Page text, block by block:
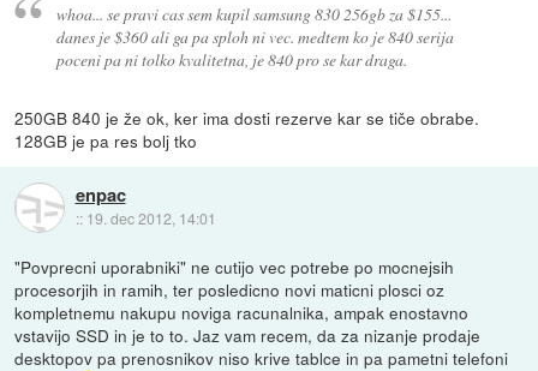
whoa... se pravi cas sem kupil samsung 830 256gb za $155...
danes je $360 ali ga pa sploh ni vec. medtem ko je 840 serija
poceni pa ni tolko kvalitetna, je 840 pro se kar draga.
250GB 840 je že ok, ker ima dosti rezerve kar se tiče obrabe.
128GB je pa res bolj tko
enpac
:: 19. dec 2012, 14:01
"Povprecni uporabniki" ne cutijo vec potrebe po mocnejsih
procesorjih in ramih, ter posledicno novi maticni plosci oz
kompletnemu nakupu noviga racunalnika, ampak enostavno
vstavijo SSD in je to to. Jaz vam recem, da za nizanje prodaje
desktopov pa prenosnikov niso krive tablce in pa pametni telefoni